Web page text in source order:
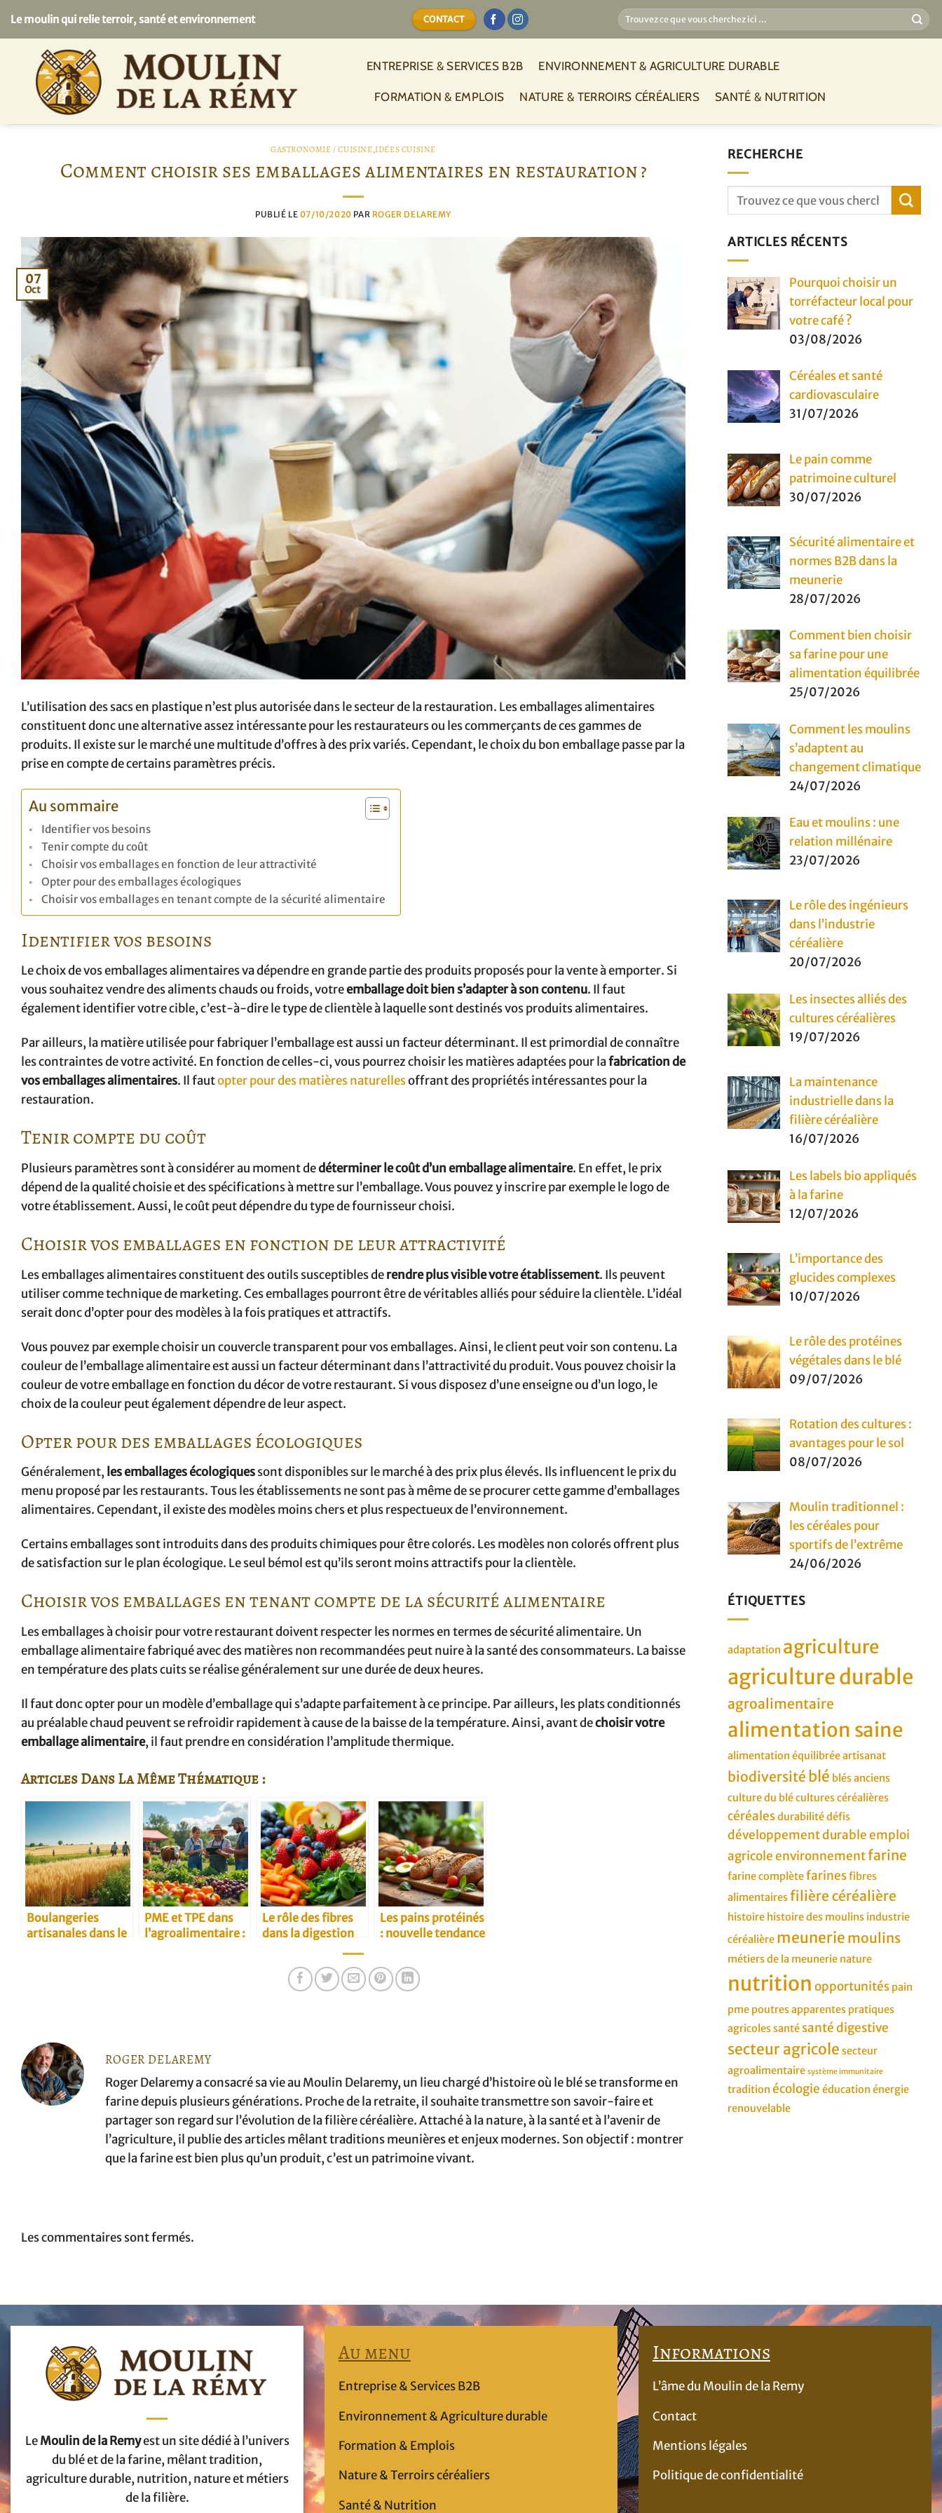
au
Le moulin qui relie terroir, santé et environnement CONTACT
ENTREPRISE & SERVICES B2B ENVIRONNEMENT & AGRICULTURE DURABLE
FORMATION & EMPLOIS NATURE & TERROIRS CÉRÉALIERS SANTÉ & NUTRITION
GASTRONOMIE / CUISINE,IDÉES CUISINE
Comment choisir ses emballages alimentaires en restauration ?
PUBLIÉ LE 07/10/2020 PAR ROGER DELAREMY
07
Oct
L’utilisation des sacs en plastique n’est plus autorisée dans le secteur de la restauration. Les emballages alimentaires
constituent donc une alternative assez intéressante pour les restaurateurs ou les commerçants de ces gammes de
produits. Il existe sur le marché une multitude d’offres à des prix variés. Cependant, le choix du bon emballage passe par la
prise en compte de certains paramètres précis.
Au sommaire
Identifier vos besoins
Tenir compte du coût
Choisir vos emballages en fonction de leur attractivité
Opter pour des emballages écologiques
Choisir vos emballages en tenant compte de la sécurité alimentaire
Identifier vos besoins
Le choix de vos emballages alimentaires va dépendre en grande partie des produits proposés pour la vente à emporter. Si
vous souhaitez vendre des aliments chauds ou froids, votreemballage doit bien s’adapter à son contenu. Il faut
également identifier votre cible, c’est-à-dire le type de clientèle à laquelle sont destinés vos produits alimentaires.
Par ailleurs, la matière utilisée pour fabriquer l’emballage est aussi un facteur déterminant. Il est primordial de connaître
les contraintes de votre activité. En fonction de celles-ci, vous pourrez choisir les matières adaptées pour lafabrication de
vos emballages alimentaires. Il fautopter pour des matières naturellesoffrant des propriétés intéressantes pour la
restauration.
Tenir compte du coût
Plusieurs paramètres sont à considérer au moment dedéterminer le coût d’un emballage alimentaire. En effet, le prix
dépend de la qualité choisie et des spécifications à mettre sur l’emballage. Vous pouvez y inscrire par exemple le logo de
votre établissement. Aussi, le coût peut dépendre du type de fournisseur choisi.
Choisir vos emballages en fonction de leur attractivité
Les emballages alimentaires constituent des outils susceptibles derendre plus visible votre établissement. Ils peuvent
utiliser comme technique de marketing. Ces emballages pourront être de véritables alliés pour séduire la clientèle. L’idéal
serait donc d’opter pour des modèles à la fois pratiques et attractifs.
Vous pouvez par exemple choisir un couvercle transparent pour vos emballages. Ainsi, le client peut voir son contenu. La
couleur de l’emballage alimentaire est aussi un facteur déterminant dans l’attractivité du produit. Vous pouvez choisir la
couleur de votre emballage en fonction du décor de votre restaurant. Si vous disposez d’une enseigne ou d’un logo, le
choix de la couleur peut également dépendre de leur aspect.
Opter pour des emballages écologiques
Généralement, les emballages écologiquessont disponibles sur le marché à des prix plus élevés. Ils influencent le prix du
menu proposé par les restaurants. Tous les établissements ne sont pas à même de se procurer cette gamme d’emballages
alimentaires. Cependant, il existe des modèles moins chers et plus respectueux de l’environnement.
Certains emballages sont introduits dans des produits chimiques pour être colorés. Les modèles non colorés offrent plus
de satisfaction sur le plan écologique. Le seul bémol est qu’ils seront moins attractifs pour la clientèle.
Choisir vos emballages en tenant compte de la sécurité alimentaire
Les emballages à choisir pour votre restaurant doivent respecter les normes en termes de sécurité alimentaire. Un
emballage alimentaire fabriqué avec des matières non recommandées peut nuire à la santé des consommateurs. La baisse
en température des plats cuits se réalise généralement sur une durée de deux heures.
Il faut donc opter pour un modèle d’emballage qui s’adapte parfaitement à ce principe. Par ailleurs, les plats conditionnés
au préalable chaud peuvent se refroidir rapidement à cause de la baisse de la température. Ainsi, avant dechoisir votre
emballage alimentaire, il faut prendre en considération l’amplitude thermique.
Articles Dans La Même Thématique :
Boulangeries
artisanales dans le
PME et TPE dans
l’agroalimentaire :
Le rôle des fibres
dans la digestion
Les pains protéinés
: nouvelle tendance
ROGER DELAREMY
Roger Delaremy a consacré sa vie au Moulin Delaremy, un lieu chargé d’histoire où le blé se transforme en
farine depuis plusieurs générations. Proche de la retraite, il souhaite transmettre son savoir-faire et
partager son regard sur l’évolution de la filière céréalière. Attaché à la nature, à la santé et à l’avenir de
l’agriculture, il publie des articles mêlant traditions meunières et enjeux modernes. Son objectif : montrer
que la farine est bien plus qu’un produit, c’est un patrimoine vivant.
Les commentaires sont fermés.
RECHERCHE
ARTICLES RÉCENTS
Pourquoi choisir un
torréfacteur local pour
votre café ?
03/08/2026
Céréales et santé
cardiovasculaire
31/07/2026
Le pain comme
patrimoine culturel
30/07/2026
Sécurité alimentaire et
normes B2B dans la
meunerie
28/07/2026
Comment bien choisir
sa farine pour une
alimentation équilibrée
25/07/2026
Comment les moulins
s’adaptent au
changement climatique
24/07/2026
Eau et moulins : une
relation millénaire
23/07/2026
Le rôle des ingénieurs
dans l’industrie
céréalière
20/07/2026
Les insectes alliés des
cultures céréalières
19/07/2026
La maintenance
industrielle dans la
filière céréalière
16/07/2026
Les labels bio appliqués
à la farine
12/07/2026
L’importance des
glucides complexes
10/07/2026
Le rôle des protéines
végétales dans le blé
09/07/2026
Rotation des cultures :
avantages pour le sol
08/07/2026
Moulin traditionnel :
les céréales pour
sportifs de l’extrême
24/06/2026
ÉTIQUETTES
adaptation agriculture
agriculture durable
agroalimentaire
alimentation saine
alimentation équilibréeartisanat
biodiversité blé blés anciens
culture du blécultures céréalières
céréalesdurabilitédéfis
développement durableemploi
agricoleenvironnementfarine
farine complètefarinesfibres
alimentairesfilière céréalière
histoire histoire des moulins industrie
céréalière meunerie moulins
métiers de la meunerie nature
nutrition opportunités pain
pme poutres apparentes pratiques
agricolessanté santé digestive
secteur agricole secteur
agroalimentaire système immunitaire
tradition écologie éducation énergie
renouvelable
LeMoulin de la Remyest un site dédié à l’univers
du blé et de la farine, mêlant tradition,
agriculture durable, nutrition, nature et métiers
de la filière.
Au menu
Entreprise & Services B2B
Environnement & Agriculture durable
Formation & Emplois
Nature & Terroirs céréaliers
Santé & Nutrition
Informations
L’âme du Moulin de la Remy
Contact
Mentions légales
Politique de confidentialité